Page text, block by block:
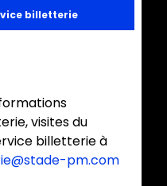
billetterie
visites du
billetterie à
pm.com